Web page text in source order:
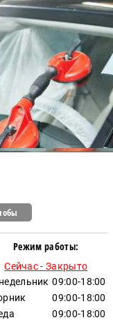
Режим работы:
Сейчас - Закрыто
09:00-18:00
09:00-18:00
09:00-18:00